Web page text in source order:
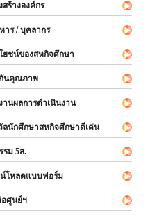
ร้างองค์กร
ร / บุคลากร
ชน์ของสหกิจศึกษา
คุณภาพ
นผลการดำเนินงาน
นักศึกษาสหกิจศึกษาดีเด่น
ม 5ส.
หลดแบบฟอร์ม
ศูนย์ฯ